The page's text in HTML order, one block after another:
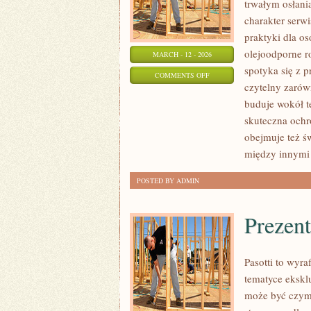
MARCH - 12 - 2026
COMMENTS OFFON
trwałym
charakter
praktyki dla
olejoodporne
spotyka się z
czytelny
buduje wokół
skuteczna
obejmuje też
między
POSTED BY ADMIN
Pasotti to
tematyce
może być